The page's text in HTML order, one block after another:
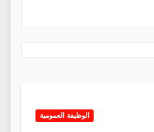
الوظيفة العمومية